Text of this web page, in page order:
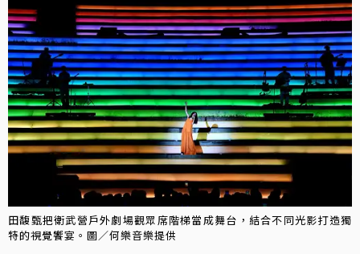
田馥甄把衛武營戶外劇場觀眾席階梯當成舞台，結合不同光影打造獨
特的視覺饗宴。圖／何樂音樂提供